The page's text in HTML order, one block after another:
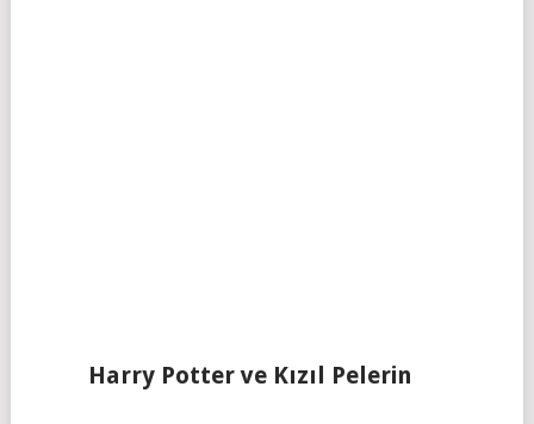
Harry Potter ve Kızıl Pelerin